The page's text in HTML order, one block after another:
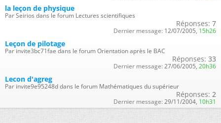
la leçon de physique
Par Seirios dans le forum Lectures scientifiques
Réponses: 7
Dernier message: 12/07/2005, 15h26
Leçon de pilotage
Par invite3bc71fae dans le forum Orientation après le BAC
Réponses: 33
Dernier message: 27/06/2005, 20h36
Lecon d'agreg
Par invite9e95248d dans le forum Mathématiques du supérieur
Réponses: 2
Dernier message: 29/11/2004, 10h31